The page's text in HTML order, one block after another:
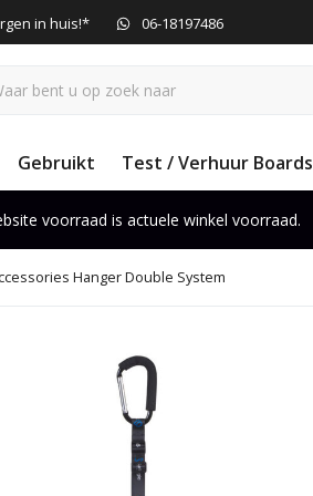
in huis!* 06-18197486
Gebruikt Test / Verhuur Boards
voorraad is actuele winkel voorraad.
Hanger Double System